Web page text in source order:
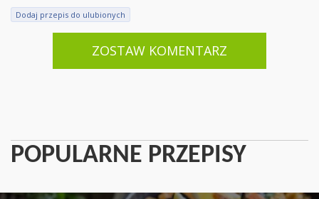
Dodaj przepis do ulubionych
ZOSTAW KOMENTARZ
POPULARNE PRZEPISY